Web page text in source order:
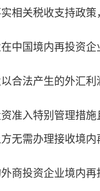
关税收支持政策
国境内再投资企
法产生的外汇利
入特别管理措施
无需办理接收境
投资企业境内再